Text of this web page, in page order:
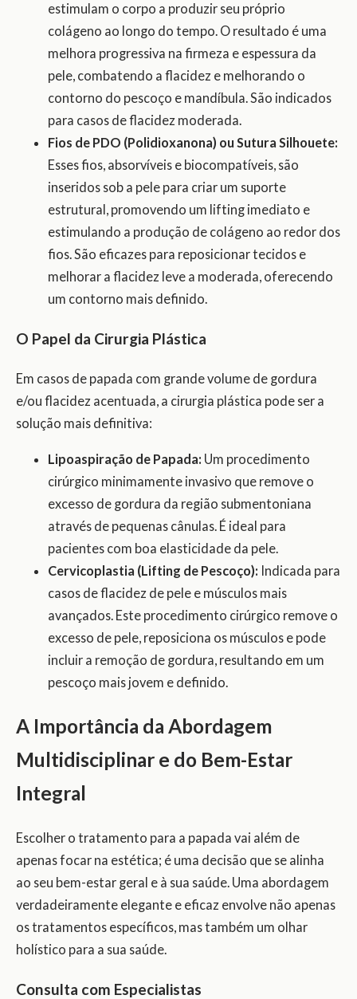
estimulam o corpo a produzir seu próprio
colágeno ao longo do tempo. O resultado é uma
melhora progressiva na firmeza e espessura da
pele, combatendo a flacidez e melhorando o
contorno do pescoço e mandíbula. São indicados
para casos de flacidez moderada.
Fios de PDO (Polidioxanona) ou Sutura Silhouete:
Esses fios, absorvíveis e biocompatíveis, são
inseridos sob a pele para criar um suporte
estrutural, promovendo um lifting imediato e
estimulando a produção de colágeno ao redor dos
fios. São eficazes para reposicionar tecidos e
melhorar a flacidez leve a moderada, oferecendo
um contorno mais definido.
O Papel da Cirurgia Plástica
Em casos de papada com grande volume de gordura
e/ou flacidez acentuada, a cirurgia plástica pode ser a
solução mais definitiva:
Lipoaspiração de Papada: Um procedimento
cirúrgico minimamente invasivo que remove o
excesso de gordura da região submentoniana
através de pequenas cânulas. É ideal para
pacientes com boa elasticidade da pele.
Cervicoplastia (Lifting de Pescoço): Indicada para
casos de flacidez de pele e músculos mais
avançados. Este procedimento cirúrgico remove o
excesso de pele, reposiciona os músculos e pode
incluir a remoção de gordura, resultando em um
pescoço mais jovem e definido.
A Importância da Abordagem
Multidisciplinar e do Bem-Estar
Integral
Escolher o tratamento para a papada vai além de
apenas focar na estética; é uma decisão que se alinha
ao seu bem-estar geral e à sua saúde. Uma abordagem
verdadeiramente elegante e eficaz envolve não apenas
os tratamentos específicos, mas também um olhar
holístico para a sua saúde.
Consulta com Especialistas